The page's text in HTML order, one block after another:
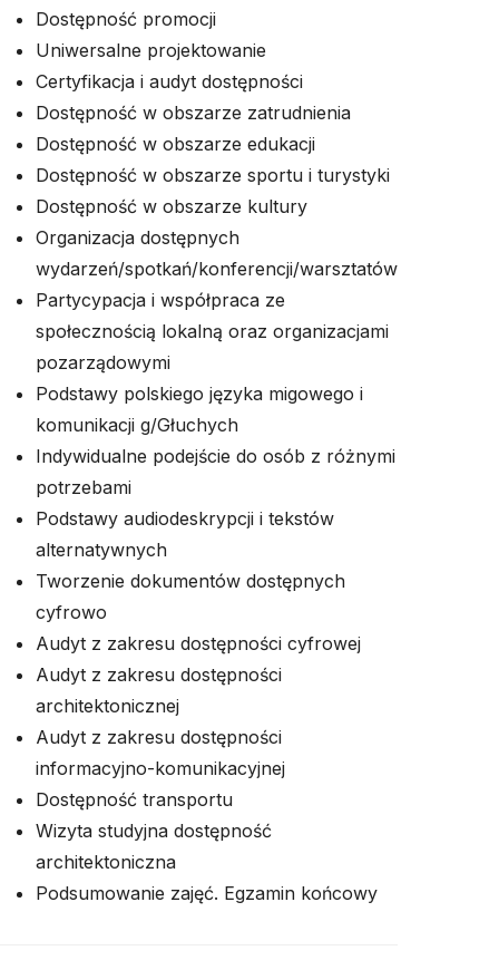
Dostępność promocji
Uniwersalne projektowanie
Certyfikacja i audyt dostępności
Dostępność w obszarze zatrudnienia
Dostępność w obszarze edukacji
Dostępność w obszarze sportu i turystyki
Dostępność w obszarze kultury
Organizacja dostępnych
wydarzeń/spotkań/konferencji/warsztatów
Partycypacja i współpraca ze
społecznością lokalną oraz organizacjami
pozarządowymi
Podstawy polskiego języka migowego i
komunikacji g/Głuchych
Indywidualne podejście do osób z różnymi
potrzebami
Podstawy audiodeskrypcji i tekstów
alternatywnych
Tworzenie dokumentów dostępnych
cyfrowo
Audyt z zakresu dostępności cyfrowej
Audyt z zakresu dostępności
architektonicznej
Audyt z zakresu dostępności
informacyjno-komunikacyjnej
Dostępność transportu
Wizyta studyjna dostępność
architektoniczna
Podsumowanie zajęć. Egzamin końcowy